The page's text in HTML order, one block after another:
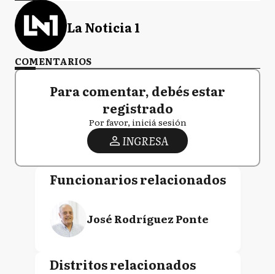
La Noticia 1
COMENTARIOS
Para comentar, debés estar
registrado
Por favor, iniciá sesión
INGRESA
Funcionarios relacionados
José Rodríguez Ponte
Distritos relacionados